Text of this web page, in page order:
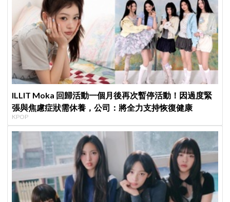
ILLIT Moka 回歸活動一個月後再次暫停活動！因過度緊
張與焦慮症狀需休養，公司：將全力支持恢復健康
KPOP